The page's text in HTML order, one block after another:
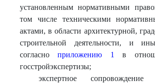
установленным нормативными
том числе техническими
актами, в области архитектурной,
строительной деятельности, и
согласноприложению 1
в
госстройэкспертизы;
экспертное